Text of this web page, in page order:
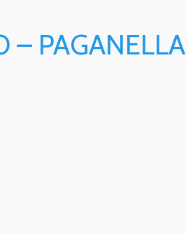
– PAGANELLA